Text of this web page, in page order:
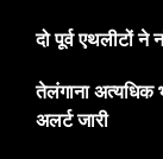
दो पूर्व एथलीटों ने
तेलंगाना अत्यधिक
अलर्ट जारी